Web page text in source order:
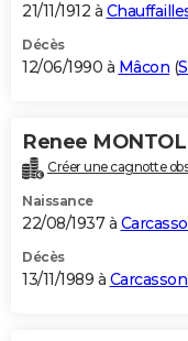
21/11/1912 à
Décès
12/06/1990 à Mâcon (
Renee
Créer une cagnotte
Naissance
22/08/1937 à
Décès
13/11/1989 à